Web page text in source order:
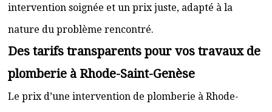
intervention soignée et un prix juste, adapté à la
nature du problème rencontré.
Des tarifs transparents pour vos travaux de
plomberie à Rhode-Saint-Genèse
Le prix d’une intervention de plomberie à Rhode-